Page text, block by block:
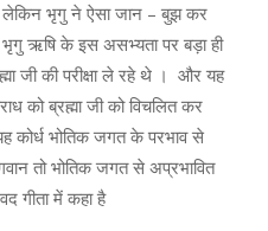
लेकिन भृगु ने ऐसा जान – बुझ कर
भृगु ऋषि के इस असभ्यता पर बड़ा ही
जी की परीक्षा ले रहे थे । और यह
को ब्रह्मा जी को विचलित कर
कोर्ध भोतिक जगत के परभाव से
तो भोतिक जगत से अप्रभावित
गीता में कहा है